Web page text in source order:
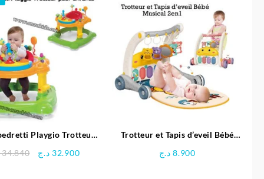
Playgio Trotteur
multicolore
34.840
Le
32.900 د.ج
Le
Trotteur et Tapis d’eveil Bébé
8.900 د.ج